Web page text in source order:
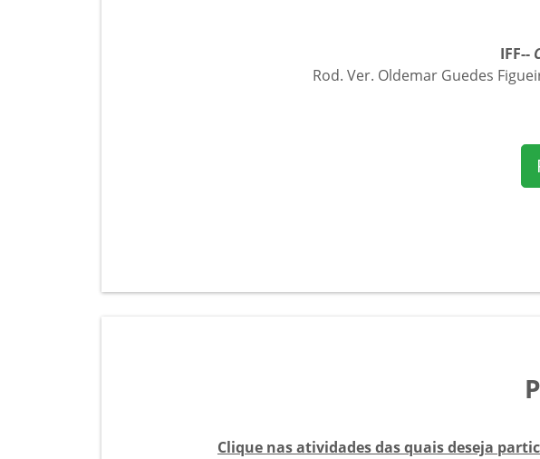
IFF--
Rod. Ver. Oldemar Guedes
Clique nas atividades das quais deseja